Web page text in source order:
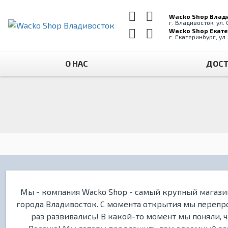
Wacko Shop
г. Владивосток, ул.
Wacko Shop
г. Екатеринбург,
О НАС
Мы - компания Wacko Shop - самый крупный
города Владивосток. С момента открытия мы
раз развивались! В какой-то момент мы поняли,